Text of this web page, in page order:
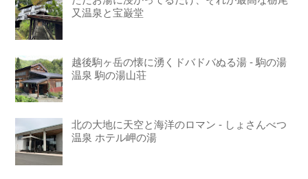
又温泉と宝巌堂
越後駒ヶ岳の懐に湧くドバドバぬる湯 - 駒の湯
温泉 駒の湯山荘
北の大地に天空と海洋のロマン - しょさんべつ
温泉 ホテル岬の湯